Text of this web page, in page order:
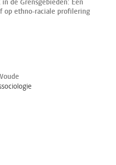
de Grensgebieden: Een
op ethno-raciale profilering